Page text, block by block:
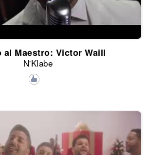
al Maestro: Victor Waill
N'Klabe